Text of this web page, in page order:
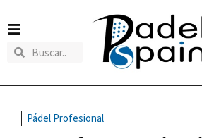
Pádel Profesional